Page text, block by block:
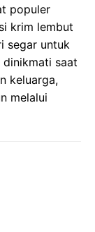
populer
krim lembut
segar untuk
dinikmati saat
keluarga,
melalui